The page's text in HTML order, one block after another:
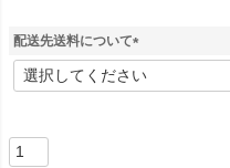
配送先送料について
(
必